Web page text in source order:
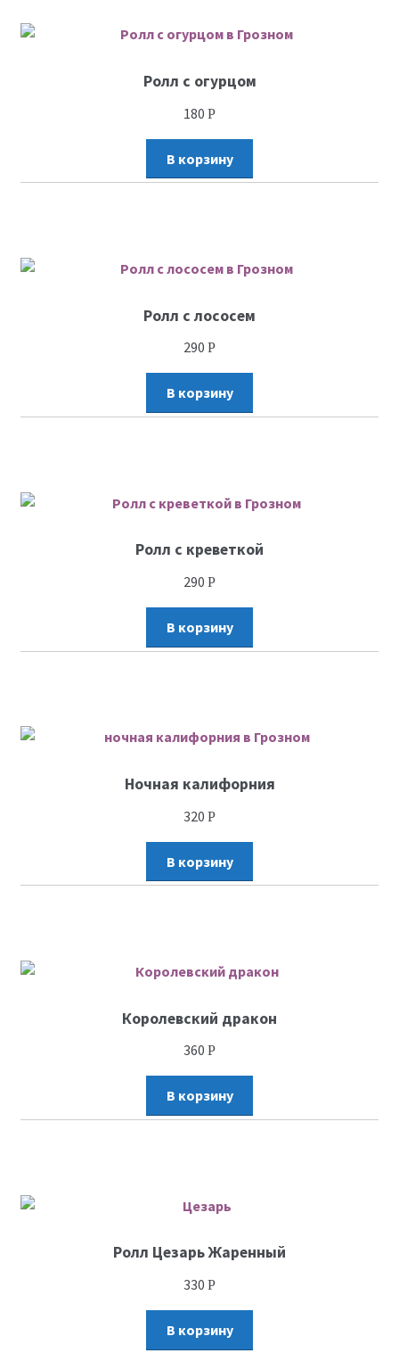
Ролл с огурцом
180 Р
В корзину
Ролл с лососем
290 Р
В корзину
Ролл с креветкой
290 Р
В корзину
Ночная калифорния
320 Р
В корзину
Королевский дракон
360 Р
В корзину
Ролл Цезарь Жаренный
330 Р
В корзину